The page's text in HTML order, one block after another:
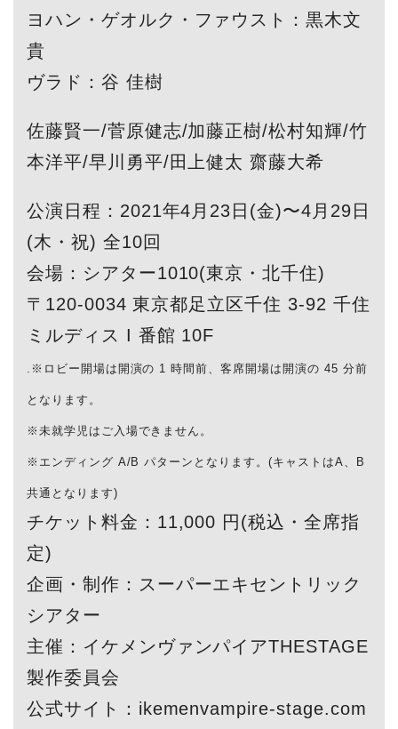
ヨハン・ゲオルク・ファウスト：黒木文
貴
ヴラド：谷 佳樹
佐藤賢一/菅原健志/加藤正樹/松村知輝/竹
本洋平/早川勇平/田上健太 齋藤大希
公演日程：2021年4月23日(金)〜4月29日
(木・祝) 全10回
会場：シアター1010(東京・北千住)
〒120-0034 東京都足立区千住 3-92 千住
ミルディス I 番館 10F
.※ロビー開場は開演の 1 時間前、客席開場は開演の 45 分前
となります。
※未就学児はご入場できません。
※エンディング A/B パターンとなります。(キャストはA、B
共通となります)
チケット料金：11,000 円(税込・全席指
定)
企画・制作：スーパーエキセントリック
シアター
主催：イケメンヴァンパイアTHESTAGE
製作委員会
公式サイト：ikemenvampire-stage.com